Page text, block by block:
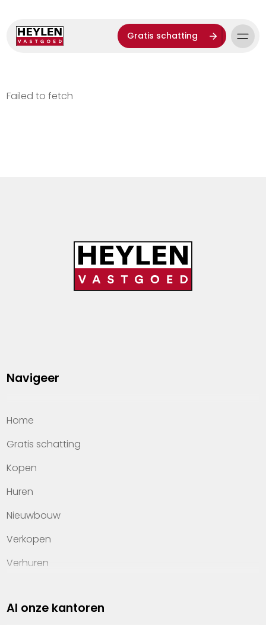
Gratis schatting
Failed to fetch
Navigeer
Home
Gratis schatting
Kopen
Huren
Nieuwbouw
Verkopen
Verhuren
Property management
Al onze kantoren